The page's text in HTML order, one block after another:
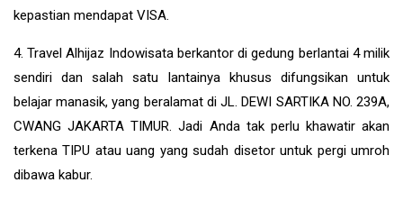
kepastian mendapat VISA.
4. Travel Alhijaz Indowisata berkantor di gedung berlantai 4 milik
sendiri dan salah satu lantainya khusus difungsikan untuk
belajar manasik, yang beralamat di JL. DEWI SARTIKA NO. 239A,
CWANG JAKARTA TIMUR. Jadi Anda tak perlu khawatir akan
terkena TIPU atau uang yang sudah disetor untuk pergi umroh
dibawa kabur.